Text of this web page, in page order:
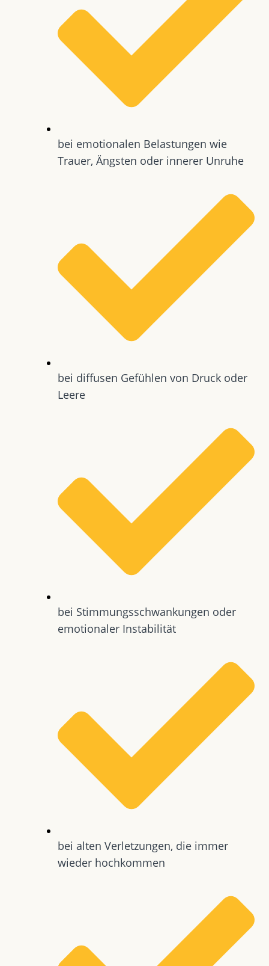
bei emotionalen Belastungen wie
Trauer, Ängsten oder innerer Unruhe
bei diffusen Gefühlen von Druck oder
Leere
bei Stimmungsschwankungen oder
emotionaler Instabilität
bei alten Verletzungen, die immer
wieder hochkommen